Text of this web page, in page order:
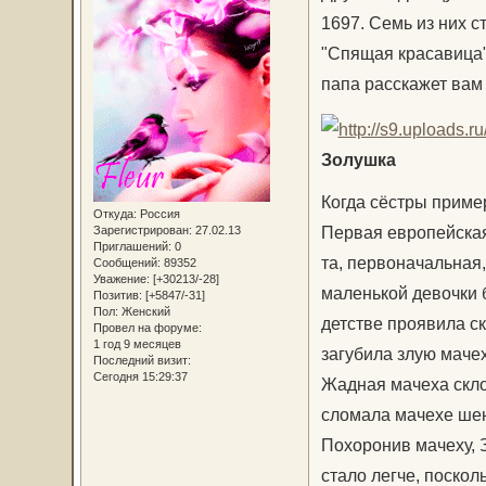
Откуда: Россия
Зарегистрирован: 27.02.13
Приглашений: 0
Сообщений: 89352
Уважение: [+30213/-28]
Позитив: [+5847/-31]
Пол: Женский
Провел на форуме:
1 год 9 месяцев
Последний визит:
Сегодня 15:29:37
1697. Семь из них
"Спящая
папа расскажет вам
Золушка
Когда сёстры
Первая
та,
маленькой
детстве проявила
загубила злую
Жадная мачеха
сломала мачехе
Похоронив мачеху,
стало легче,